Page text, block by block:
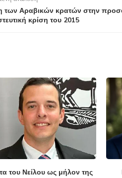
των Αραβικών κρατών στην
κρίση του 2015
του Νείλου ως μήλον της